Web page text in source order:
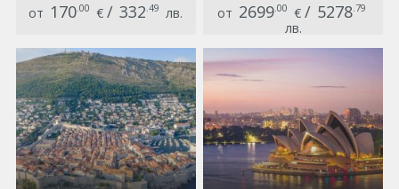
ОТПЪТУВАНЕ ОТ
от 170.00 €/ 332.49 лв. от 2699.00 €/ 5278.79
лв.